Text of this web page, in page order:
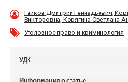
Гайков Дмитрий Геннадьевич
Викторовна Корягина Светлана
Уголовное право и криминология
УДК
Информация о статье